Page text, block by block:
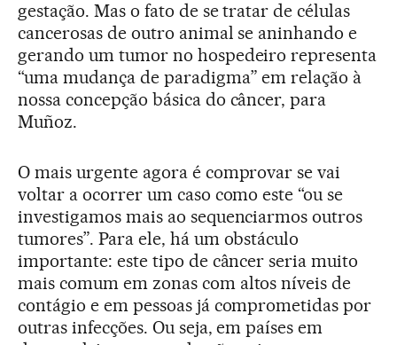
gestação. Mas o fato de se tratar de células
cancerosas de outro animal se aninhando e
gerando um tumor no hospedeiro representa
“uma mudança de paradigma” em relação à
nossa concepção básica do câncer, para
Muñoz.
O mais urgente agora é comprovar se vai
voltar a ocorrer um caso como este “ou se
investigamos mais ao sequenciarmos outros
tumores”. Para ele, há um obstáculo
importante: este tipo de câncer seria muito
mais comum em zonas com altos níveis de
contágio e em pessoas já comprometidas por
outras infecções. Ou seja, em países em